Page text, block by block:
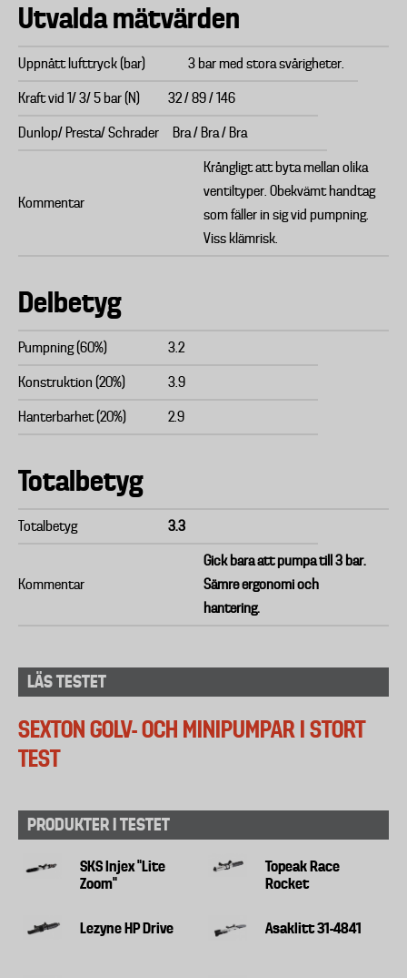
Utvalda mätvärden
Uppnått lufttryck (bar) 3 bar med stora svårigheter.
Kraft vid 1/ 3/ 5 bar (N) 32 / 89 / 146
Dunlop/ Presta/ Schrader Bra / Bra / Bra
Kommentar
Krångligt att byta mellan olika
ventiltyper. Obekvämt handtag
som fäller in sig vid pumpning.
Viss klämrisk.
Delbetyg
Pumpning (60%) 3.2
Konstruktion (20%) 3.9
Hanterbarhet (20%) 2.9
Totalbetyg
Totalbetyg 3.3
Kommentar
Gick bara att pumpa till 3 bar.
Sämre ergonomi och
hantering.
LÄS TESTET
SEXTON GOLV- OCH MINIPUMPAR I STORT
TEST
PRODUKTER I TESTET
SKS Injex "Lite
Zoom"
Topeak Race
Rocket
Lezyne HP Drive Asaklitt 31-4841